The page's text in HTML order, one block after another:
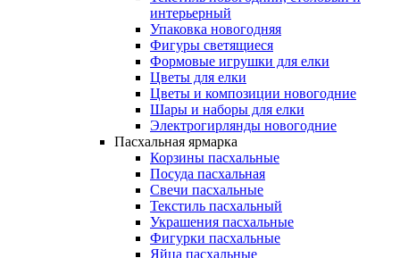
интерьерный
Упаковка новогодняя
Фигуры светящиеся
Формовые игрушки для елки
Цветы для елки
Цветы и композиции новогодние
Шары и наборы для елки
Электрогирлянды новогодние
Пасхальная ярмарка
Корзины пасхальные
Посуда пасхальная
Свечи пасхальные
Текстиль пасхальный
Украшения пасхальные
Фигурки пасхальные
Яйца пасхальные